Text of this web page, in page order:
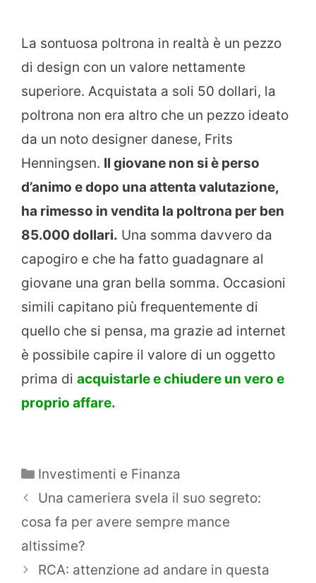
La sontuosa poltrona in realtà è un pezzo
di design con un valore nettamente
superiore. Acquistata a soli 50 dollari, la
poltrona non era altro che un pezzo ideato
da un noto designer danese, Frits
Henningsen. Il giovane non si è perso
d’animo e dopo una attenta valutazione,
ha rimesso in vendita la poltrona per ben
85.000 dollari. Una somma davvero da
capogiro e che ha fatto guadagnare al
giovane una gran bella somma. Occasioni
simili capitano più frequentemente di
quello che si pensa, ma grazie ad internet
è possibile capire il valore di un oggetto
prima di acquistarle e chiudere un vero e
proprio affare.
Categorie
Investimenti e Finanza
Una cameriera svela il suo segreto:
cosa fa per avere sempre mance
altissime?
RCA: attenzione ad andare in questa